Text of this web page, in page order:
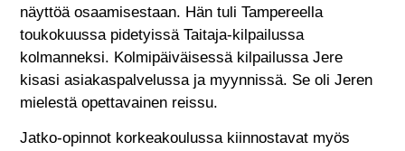
näyttöä osaamisestaan. Hän tuli Tampereella
toukokuussa pidetyissä Taitaja-kilpailussa
kolmanneksi. Kolmipäiväisessä kilpailussa Jere
kisasi asiakaspalvelussa ja myynnissä. Se oli Jeren
mielestä opettavainen reissu.
Jatko-opinnot korkeakoulussa kiinnostavat myös